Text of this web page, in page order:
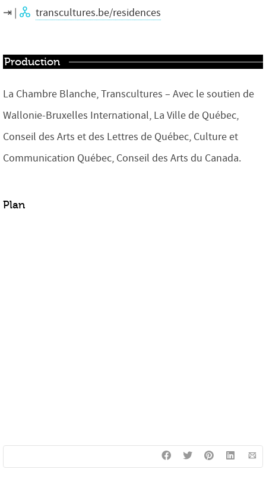
transcultures.be/residences
Production
La Chambre Blanche, Transcultures – Avec le soutien de
Wallonie-Bruxelles International, La Ville de Québec,
Conseil des Arts et des Lettres de Québec, Culture et
Communication Québec, Conseil des Arts du Canada.
Plan